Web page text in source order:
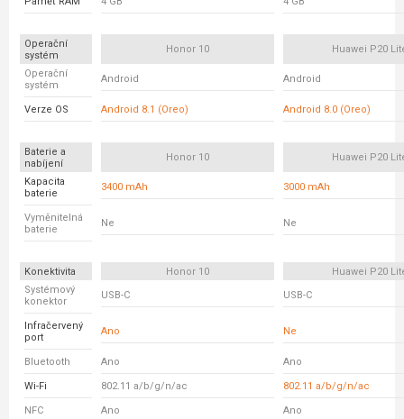
Operační
systém
Honor 10 Huawei P20
Operační
systém
Android Android
Verze OS Android 8.1 (Oreo) Android 8.0 (Oreo)
Baterie a
nabíjení
Honor 10 Huawei P20
Kapacita
baterie
3400 mAh 3000 mAh
Vyměnitelná
baterie
Ne Ne
Konektivita Honor 10
Huawei P20
Systémový
konektor
USB-C USB-C
Infračervený
port
Ano Ne
Bluetooth Ano Ano
Wi-Fi 802.11 a/b/g/n/ac 802.11 a/b/g/n/ac
NFC Ano Ano